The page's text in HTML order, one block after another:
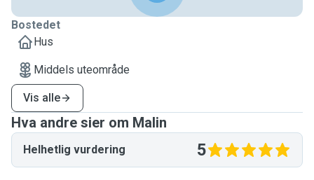
Bostedet
Hus
Middels uteområde
Vis alle
Hva andre sier om Malin
Helhetlig vurdering 5